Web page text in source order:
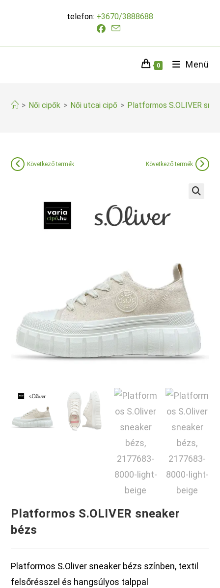
telefon: +3670/3888688
0 Menü
> Női cipők > Női utcai cipő > Platformos S.OLIVER
Következő termék Következő termék
Platformos S.OLIVER sneaker
bézs
Platformos S.Oliver sneaker bézs színben, textil
felsőrésszel és hangsúlyos talppal